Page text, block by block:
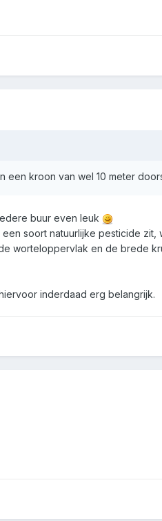
kroon van wel 10 meter
buur even leuk
soort natuurlijke pesticide
worteloppervlak en de brede
inderdaad erg belangrijk.